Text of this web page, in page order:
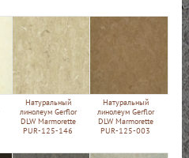
Натуральный
линолеум Gerflor
DLW Marmorette
PUR-125-146
Натуральный
линолеум Gerflor
DLW Marmorette
PUR-125-003